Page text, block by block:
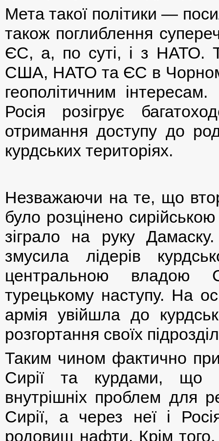
Мета такої політики —
також поглиблення
ЄС, а, по суті, і з НАТО.
США, НАТО та ЄС в
геополітичним
Росія розігрує
отримання доступу до
курдських територіях.
Незважаючи на те, що
було розцінено
зіграло на руку
змусила лідерів
центральною владою
турецькому наступу. На
армія увійшла до
розгортання своїх
Таким чином фактично
Сирії та курдами, що
внутрішніх проблем для
Сирії, а через неї і
родовищ нафти. Крім